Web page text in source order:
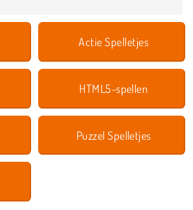
Actie Spelletjes
HTML5-spellen
Puzzel Spelletjes